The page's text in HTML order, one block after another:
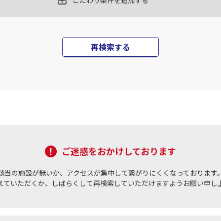
再検索する
ご迷惑をおかけしております
当の施設が無いか、アクセスが集中して繋がりにくくなっております。
ていただくか、しばらくして再検索していただけますようお願い申し